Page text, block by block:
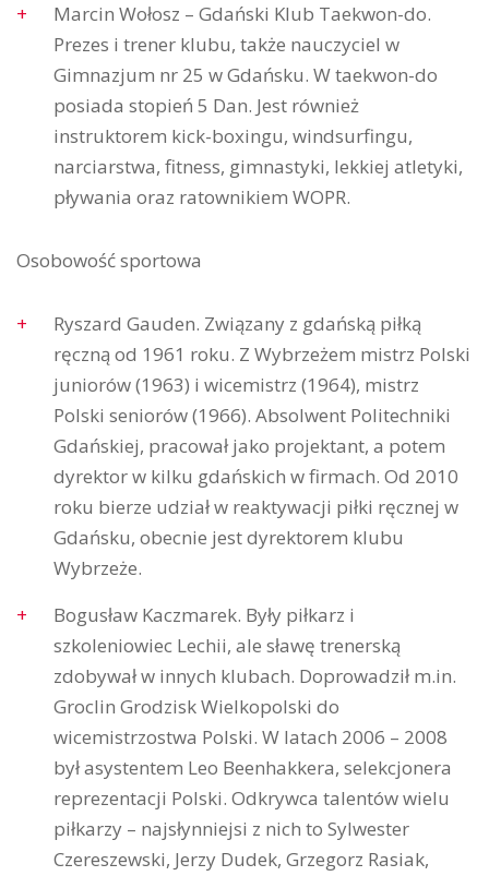
Marcin Wołosz – Gdański Klub Taekwon-do.
Prezes i trener klubu, także nauczyciel w
Gimnazjum nr 25 w Gdańsku. W taekwon-do
posiada stopień 5 Dan. Jest również
instruktorem kick-boxingu, windsurfingu,
narciarstwa, fitness, gimnastyki, lekkiej atletyki,
pływania oraz ratownikiem WOPR.
Osobowość sportowa
Ryszard Gauden. Związany z gdańską piłką
ręczną od 1961 roku. Z Wybrzeżem mistrz Polski
juniorów (1963) i wicemistrz (1964), mistrz
Polski seniorów (1966). Absolwent Politechniki
Gdańskiej, pracował jako projektant, a potem
dyrektor w kilku gdańskich w firmach. Od 2010
roku bierze udział w reaktywacji piłki ręcznej w
Gdańsku, obecnie jest dyrektorem klubu
Wybrzeże.
Bogusław Kaczmarek. Były piłkarz i
szkoleniowiec Lechii, ale sławę trenerską
zdobywał w innych klubach. Doprowadził m.in.
Groclin Grodzisk Wielkopolski do
wicemistrzostwa Polski. W latach 2006 – 2008
był asystentem Leo Beenhakkera, selekcjonera
reprezentacji Polski. Odkrywca talentów wielu
piłkarzy – najsłynniejsi z nich to Sylwester
Czereszewski, Jerzy Dudek, Grzegorz Rasiak,